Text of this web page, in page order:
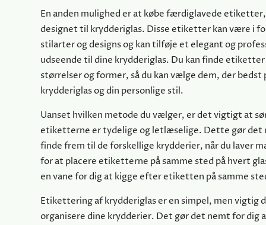
En anden mulighed er at købe færdiglavede
designet til krydderiglas. Disse etiketter kan være i
stilarter og designs og kan tilføje et elegant og
udseende til dine krydderiglas. Du kan finde
størrelser og former, så du kan vælge dem, der bedst
krydderiglas og din personlige stil.
Uanset hvilken metode du vælger, er det vigtigt at
etiketterne er tydelige og letlæselige. Dette gør det
finde frem til de forskellige krydderier, når du laver
for at placere etiketterne på samme sted på hvert
en vane for dig at kigge efter etiketten på samme
Etikettering af krydderiglas er en simpel, men vigtig
organisere dine krydderier. Det gør det nemt for dig